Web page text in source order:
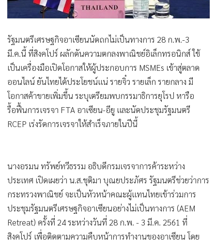
ท่องเที่ยว
• ต่างประเทศ
• Special Scoop
• เศรษฐกิจ-ธุรกิจ
• จีน
• ชุมชน-คุณภาพชีวิต
• อาชญากรรม
• Motoring
วิทยาศาสตร์
• อินโดจีน
• กองทุนรวม
• Celeb Online
รัฐมนตรีเศรษฐกิจอาเซียนนัดถกไม่เป็นทางการ 28 ก.พ.-3
มี.ค.นี้ ที่สิงคโปร์ ผลักดันความตกลงพาณิชย์อิเล็กทรอนิกส์ ใช้
เป็นเครื่องมือเปิดโอกาสให้ผู้ประกอบการ MSMEs เข้าสู่ตลาด
ออนไลน์ ยันไทยได้ประโยชน์แน่ รายจิ๋ว รายเล็ก รายกลาง มี
โอกาสค้าขายเพิ่มขึ้น ระบุเตรียมพบกรรมาธิการยุโรป หารือ
รื้อฟื้นการเจรจา FTA อาเซียน-อียู และนัดประชุมรัฐมนตรี
RCEP เร่งรัดการเจรจาให้สำเร็จภายในปีนี้
นางอรมน ทรัพย์ทวีธรรม อธิบดีกรมเจรจาการค้าระหว่าง
ประเทศ เปิดเผยว่า น.ส.ชุติมา บุณยประภัศร รัฐมนตรีช่วยว่าการ
กระทรวงพาณิชย์ จะเป็นหัวหน้าคณะผู้แทนไทยเข้าร่วมการ
ประชุมรัฐมนตรีเศรษฐกิจอาเซียนอย่างไม่เป็นทางการ (AEM
Retreat) ครั้งที่ 24 ระหว่างวันที่ 28 ก.พ. - 3 มี.ค. 2561 ที่
สิงคโปร์ เพื่อติดตามความคืบหน้าการทำงานของอาเซียน โดย